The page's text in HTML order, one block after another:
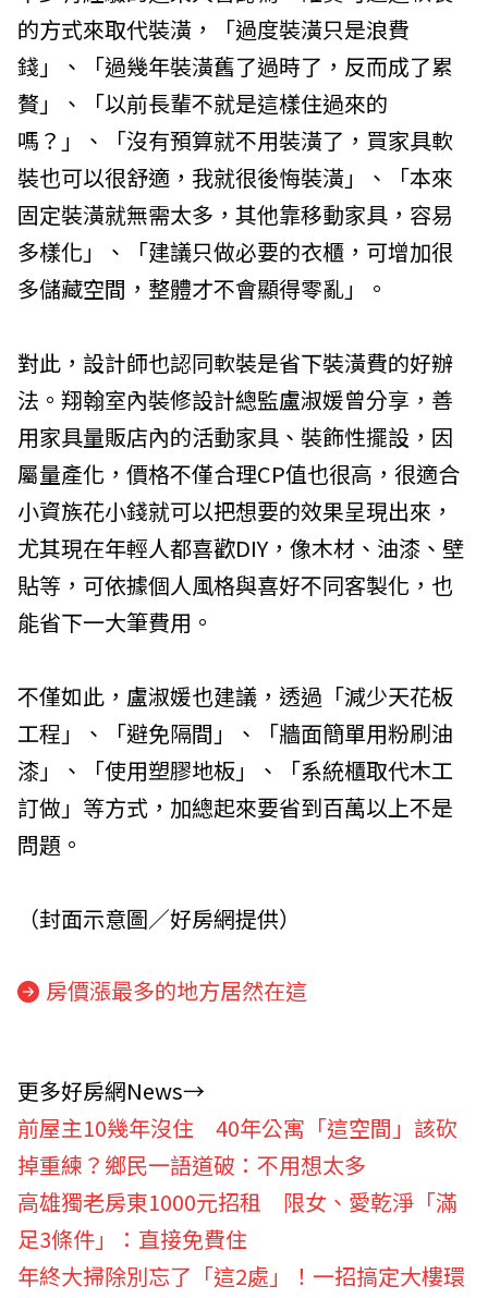
的方式來取代裝潢，「過度裝潢只是浪費
錢」、「過幾年裝潢舊了過時了，反而成了累
贅」、「以前長輩不就是這樣住過來的
嗎？」、「沒有預算就不用裝潢了，買家具軟
裝也可以很舒適，我就很後悔裝潢」、「本來
固定裝潢就無需太多，其他靠移動家具，容易
多樣化」、「建議只做必要的衣櫃，可增加很
多儲藏空間，整體才不會顯得零亂」。
對此，設計師也認同軟裝是省下裝潢費的好辦
法。翔翰室內裝修設計總監盧淑媛曾分享，善
用家具量販店內的活動家具、裝飾性擺設，因
屬量產化，價格不僅合理CP值也很高，很適合
小資族花小錢就可以把想要的效果呈現出來，
尤其現在年輕人都喜歡DIY，像木材、油漆、壁
貼等，可依據個人風格與喜好不同客製化，也
能省下一大筆費用。
不僅如此，盧淑媛也建議，透過「減少天花板
工程」、「避免隔間」、「牆面簡單用粉刷油
漆」、「使用塑膠地板」、「系統櫃取代木工
訂做」等方式，加總起來要省到百萬以上不是
問題。
（封面示意圖／好房網提供）
房價漲最多的地方居然在這
更多好房網News→
前屋主10幾年沒住 40年公寓「這空間」該砍
掉重練？鄉民一語道破：不用想太多
高雄獨老房東1000元招租 限女、愛乾淨「滿
足3條件」：直接免費住
年終大掃除別忘了「這2處」！一招搞定大樓環